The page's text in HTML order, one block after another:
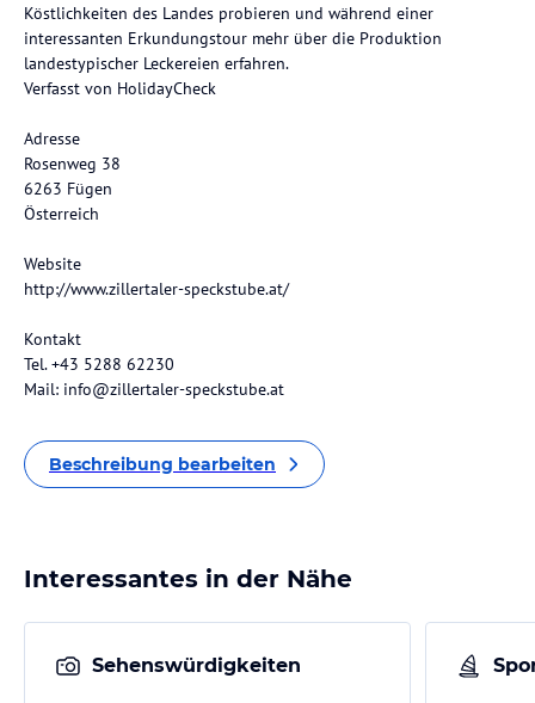
Köstlichkeiten des Landes probieren und während einer
interessanten Erkundungstour mehr über die Produktion
landestypischer Leckereien erfahren.
Verfasst von HolidayCheck
Adresse
Rosenweg 38
6263 Fügen
Österreich
Website
http://www.zillertaler-speckstube.at/
Kontakt
Tel. +43 5288 62230
Mail: info@zillertaler-speckstube.at
Beschreibung bearbeiten
Interessantes in der Nähe
Sehenswürdigkeiten